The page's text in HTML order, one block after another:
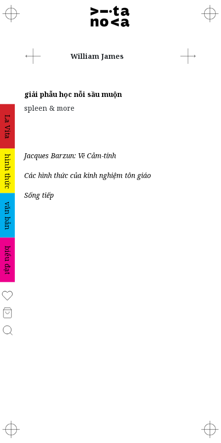
La Vita
hình thức
văn bản
biểu đạt
William James
giải phẫu học nỗi sầu muộn
spleen & more
Jacques Barzun: Về Cảm-tính
Các hình thức của kinh nghiệm tôn giáo
Sống tiếp